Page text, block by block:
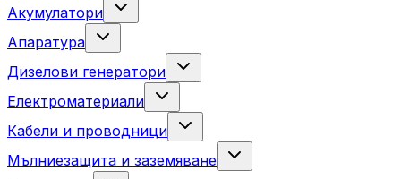
Акумулатори
Апаратура
Дизелови генератори
Електроматериали
Кабели и проводници
Мълниезащита и заземяване